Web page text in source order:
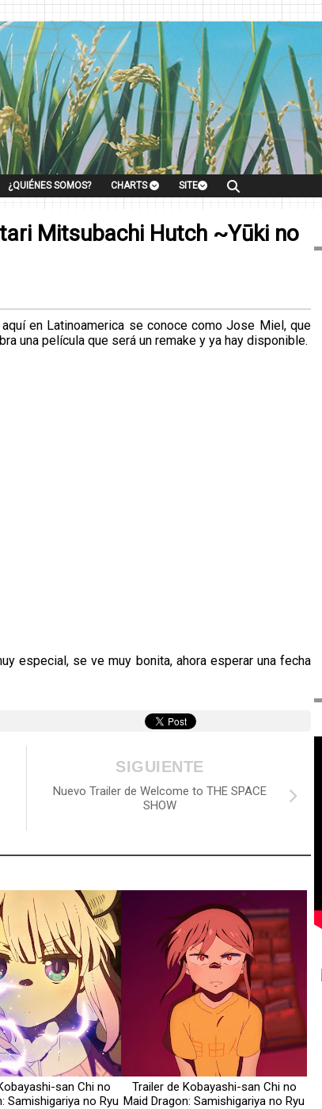
¿QUIÉNES SOMOS? CHARTS SITE
Mitsubachi Hutch ~Yūki no
en Latinoamerica se conoce como Jose Miel, que
una película que será un remake y ya hay disponible.
especial, se ve muy bonita, ahora esperar una fecha
SIGUIENTE
Nuevo Trailer de Welcome to THE SPACE
SHOW
san Chi no
Samishigariya no Ryu
Trailer de Kobayashi-san Chi no
Maid Dragon: Samishigariya no Ryu